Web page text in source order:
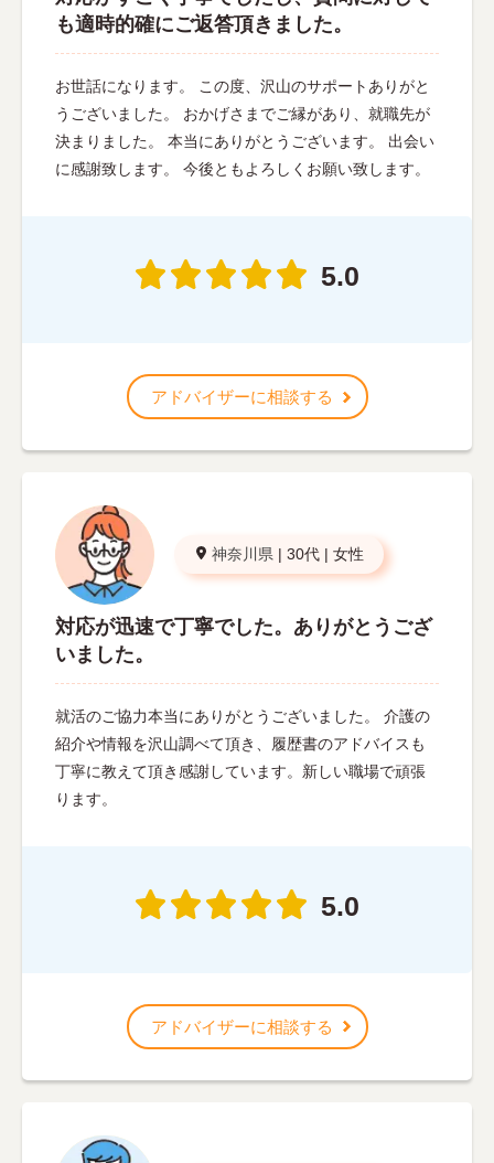
も適時的確にご返答頂きました。
お世話になります。 この度、沢山のサポートありがと
うございました。 おかげさまでご縁があり、就職先が
決まりました。 本当にありがとうございます。 出会い
に感謝致します。 今後ともよろしくお願い致します。
5.0
アドバイザーに相談する
神奈川県 | 30代 | 女性
対応が迅速で丁寧でした。ありがとうござ
いました。
就活のご協力本当にありがとうございました。 介護の
紹介や情報を沢山調べて頂き、履歴書のアドバイスも
丁寧に教えて頂き感謝しています。新しい職場で頑張
ります。
5.0
アドバイザーに相談する